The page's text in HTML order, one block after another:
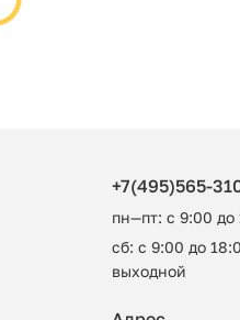
+7(495)565-
пн—пт: с 9:00 до
сб: с 9:00 до
выходной